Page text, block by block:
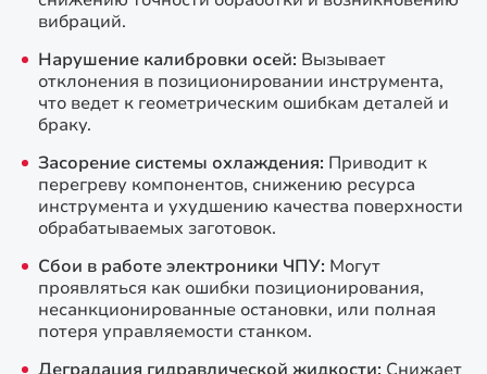
вибраций.
Нарушение калибровки осей: Вызывает
отклонения в позиционировании инструмента,
что ведет к геометрическим ошибкам деталей и
браку.
Засорение системы охлаждения: Приводит к
перегреву компонентов, снижению ресурса
инструмента и ухудшению качества поверхности
обрабатываемых заготовок.
Сбои в работе электроники ЧПУ: Могут
проявляться как ошибки позиционирования,
несанкционированные остановки, или полная
потеря управляемости станком.